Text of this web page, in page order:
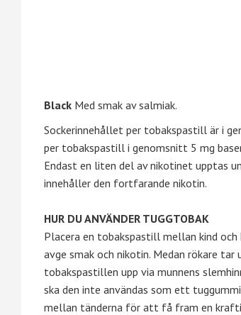
Black Med smak av salmiak.
Sockerinnehållet per tobakspastill är i
per tobakspastill i genomsnitt 5 mg
Endast en liten del av nikotinet upptas
innehåller den fortfarande nikotin.
HUR DU ANVÄNDER TUGGTOBAK
Placera en tobakspastill mellan kind
avge smak och nikotin. Medan rökare
tobakspastillen upp via munnens
ska den inte användas som ett
mellan tänderna för att få fram en